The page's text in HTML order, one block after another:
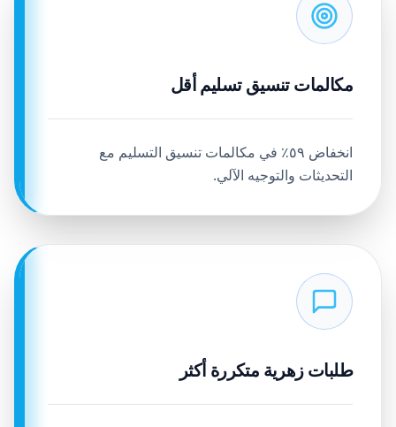
مكالمات تنسيق تسليم أقل
انخفاض ٥٩٪ في مكالمات تنسيق التسليم مع
التحديثات والتوجيه الآلي.
طلبات زهرية متكررة أكثر